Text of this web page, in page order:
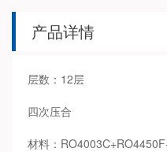
产品详情
层数：12层
四次压合
材料：